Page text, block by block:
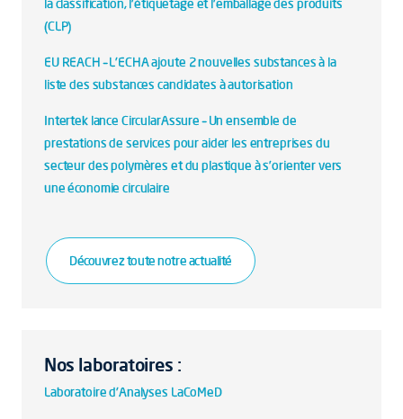
la classification, l'étiquetage et l'emballage des produits
(CLP)
EU REACH – L'ECHA ajoute 2 nouvelles substances à la
liste des substances candidates à autorisation
Intertek lance CircularAssure – Un ensemble de
prestations de services pour aider les entreprises du
secteur des polymères et du plastique à s’orienter vers
une économie circulaire
Découvrez toute notre actualité
Nos laboratoires :
Laboratoire d'Analyses LaCoMeD